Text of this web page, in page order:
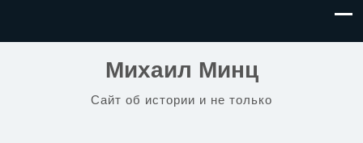
Михаил Минц
Сайт об истории и не только